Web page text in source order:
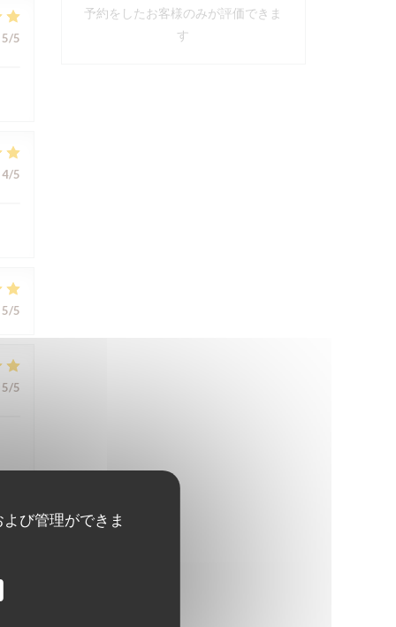
び管理ができま
5/5
4/5
5/5
5/5
5/5
5
予約をしたお客様のみが評価できま
す